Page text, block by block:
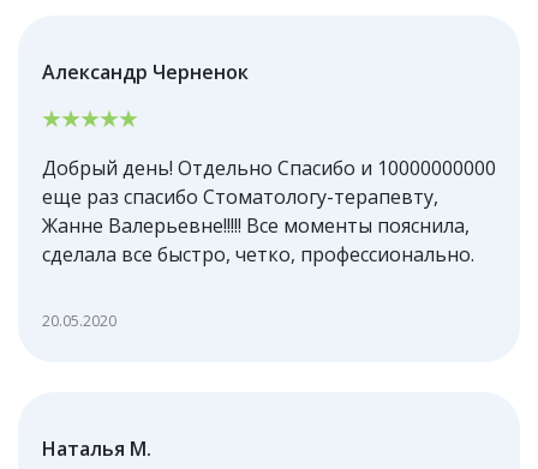
Александр Черненок
Добрый день! Отдельно Спасибо и 10000000000
еще раз спасибо Стоматологу-терапевту,
Жанне Валерьевне!!!!! Все моменты пояснила,
сделала все быстро, четко, профессионально.
20.05.2020
Наталья М.